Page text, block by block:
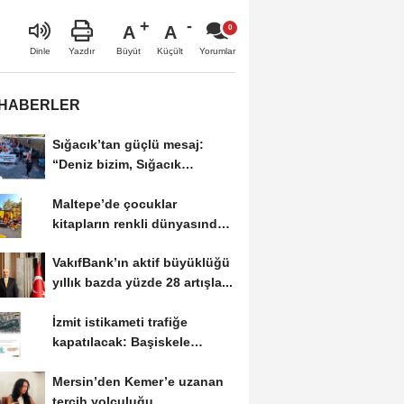
Dinle Yazdır
A
Büyüt
A
Küçült Yorumlar
Sığacık’tan güçlü mesaj:
“Deniz bizim, Sığacık
Maltepe’de çocuklar
kitapların renkli dünyasında
VakıfBank’ın aktif büyüklüğü
yıllık bazda yüzde 28 artışla...
İzmit istikameti trafiğe
kapatılacak: Başiskele
Mersin’den Kemer’e uzanan